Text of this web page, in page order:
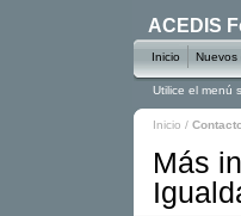
Inicio /
Más
ACEDIS
Inicio Nuevos
Utilice el menú